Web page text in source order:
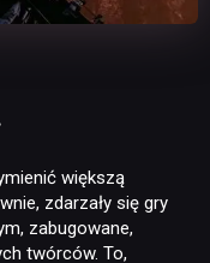
większą
zdarzały się gry
zabugowane,
twórców. To,